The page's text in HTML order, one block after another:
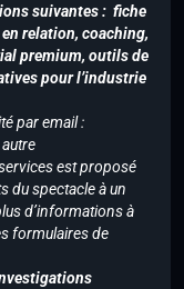
suivantes : fiche
relation, coaching,
premium, outils de
pour l’industrie
par email :
est proposé
du spectacle à un
d’informations à
formulaires de